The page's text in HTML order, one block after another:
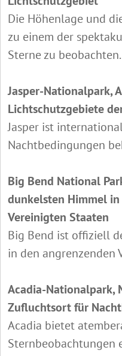
Die Höhenlage und
zu einem der
Sterne zu beobachten.
Jasper-Nationalpark,
Lichtschutzgebiete
Jasper ist
Nachtbedingungen
Big Bend National
dunkelsten Himmel
Vereinigten Staaten
Big Bend ist offiziell
in den angrenzenden
Acadia-Nationalpark,
Zufluchtsort für
Acadia bietet
Sternbeobachtungen